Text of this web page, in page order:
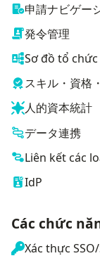
申請ナビゲー
発令管理
Sơ đồ tổ chức
スキル・資格
人的資本統計
データ連携
Liên kết các
IdP
Các chức
Xác thực